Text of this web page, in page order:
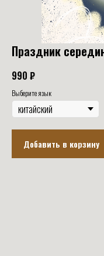
Праздник
990 ₽
Выберите язык
Добавить в корзину